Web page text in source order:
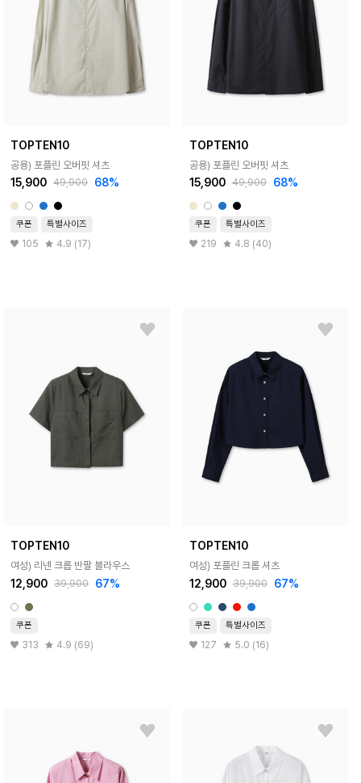
TOPTEN10
공용) 포플린 오버핏 셔츠
15,900 49,900 68%
쿠폰 특별사이즈
105 4.9 (17)
TOPTEN10
공용) 포플린 오버핏 셔츠
15,900 49,900 68%
쿠폰 특별사이즈
219 4.8 (40)
TOPTEN10
여성) 리넨 크롭 반팔 블라우스
12,900 39,900 67%
쿠폰
313 4.9 (69)
TOPTEN10
여성) 포플린 크롭 셔츠
12,900 39,900 67%
쿠폰 특별사이즈
127 5.0 (16)